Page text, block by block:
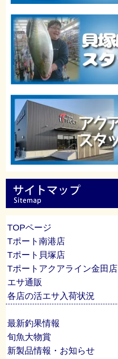
TOPページ
Tポート南港店
Tポート貝塚店
Tポートアクアライン金田店
エサ通販
各店の活エサ入荷状況
最新釣果情報
旬魚大物賞
新製品情報・お知らせ